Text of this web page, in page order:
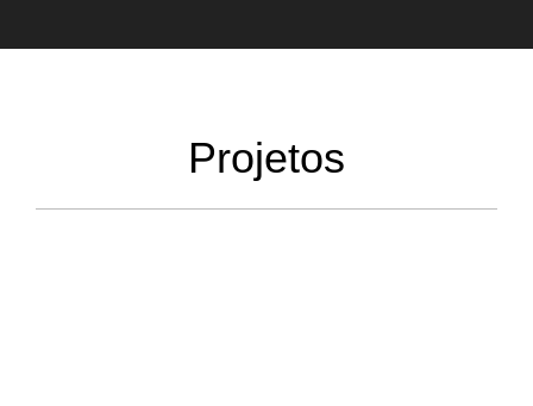
Projetos